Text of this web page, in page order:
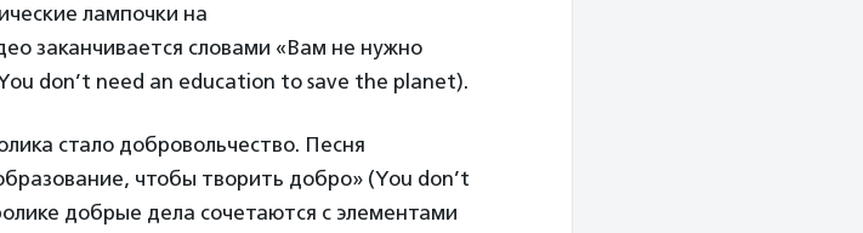
лампочки на
заканчивается словами «Вам не нужно
don’t need an education to save the planet).
стало добровольчество. Песня
чтобы творить добро» (You don’t
добрые дела сочетаются с элементами